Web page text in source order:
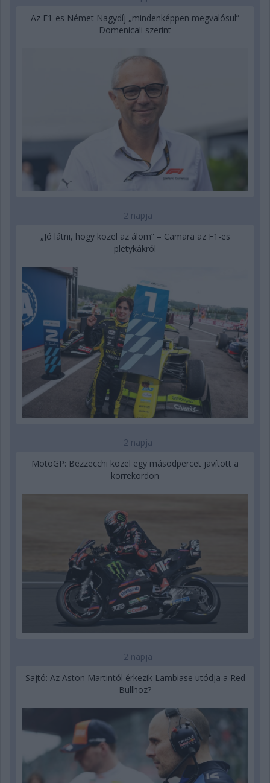
Az F1-es Német Nagydíj „mindenképpen megvalósul”
Domenicali szerint
2 napja
„Jó látni, hogy közel az álom” – Camara az F1-es
pletykákról
2 napja
MotoGP: Bezzecchi közel egy másodpercet javított a
körrekordon
2 napja
Sajtó: Az Aston Martintól érkezik Lambiase utódja a Red
Bullhoz?